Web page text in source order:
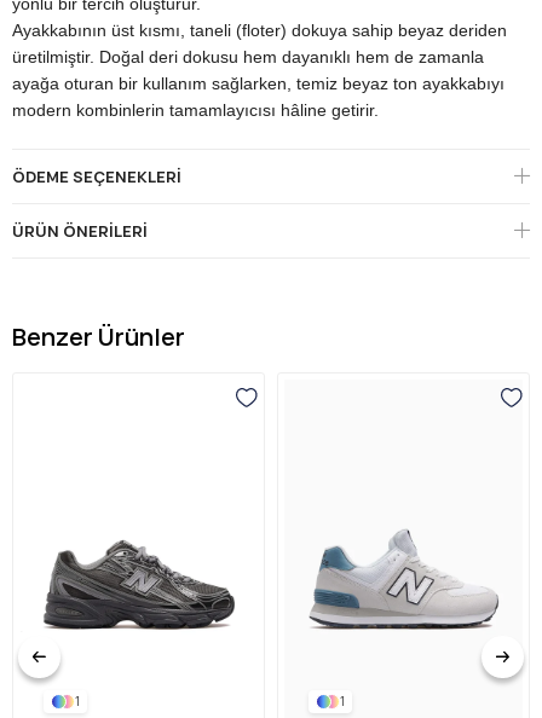
Ayakkabının üst kısmı, taneli (floter) dokuya sahip beyaz deriden
üretilmiştir. Doğal deri dokusu hem dayanıklı hem de zamanla
ayağa oturan bir kullanım sağlarken, temiz beyaz ton ayakkabıyı
modern kombinlerin tamamlayıcısı hâline getirir.
logo aksanı ve arka topuktaki tutma ilmiğidir; bu dokunuşlar hem
marka kimliği hem de pratik kullanım sağlar. Temiz hatlı burun ve
Bağcıklı kapama ayağı sararak rahat bir oturuş sunarken, siyah
yüksekliği rahat bir destek verir; dişli yapısı zeminde tutuş sağlar.
Temiz beyaz rengi, jean'den eşofmana, gündelik pantolondan
uyum sağlar; siyah tabanıyla modern bir kontrast yakalar. Metal
ÖDEME SEÇENEKLERI
ÜRÜN ÖNERILERI
Benzer Ürünler
1 1